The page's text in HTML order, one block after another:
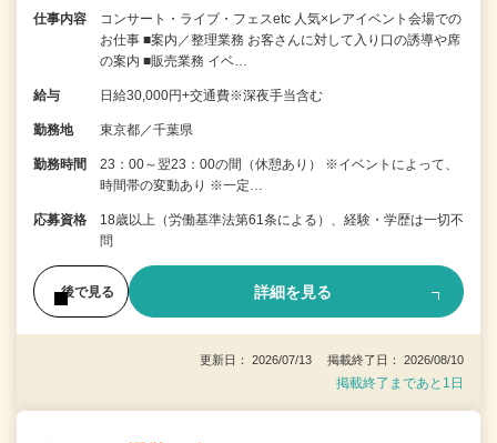
仕事内容
コンサート・ライブ・フェスetc 人気×レアイベント会場での
お仕事 ■案内／整理業務 お客さんに対して入り口の誘導や席
の案内 ■販売業務 イベ…
給与 日給30,000円+交通費※深夜手当含む
勤務地 東京都／千葉県
勤務時間
23：00～翌23：00の間（休憩あり） ※イベントによって、
時間帯の変動あり ※一定…
応募資格
18歳以上（労働基準法第61条による）、経験・学歴は一切不
問
後で見る 詳細を見る
更新日： 2026/07/13 掲載終了日： 2026/08/10
掲載終了まであと1日